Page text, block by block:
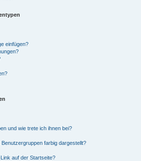
einfügen?
und wie trete ich ihnen bei?
farbig dargestellt?
auf der Startseite?